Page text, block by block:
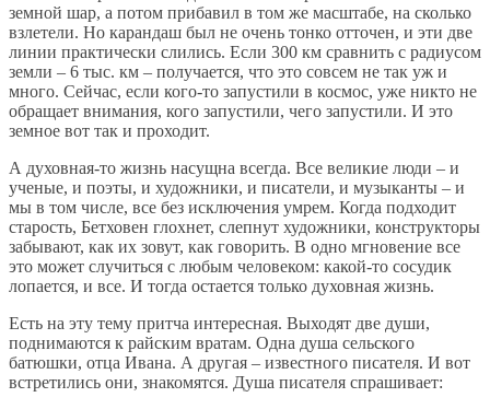
земной шар, а потом прибавил в том же масштабе, на сколько
взлетели. Но карандаш был не очень тонко отточен, и эти две
линии практически слились. Если 300 км сравнить с радиусом
земли – 6 тыс. км – получается, что это совсем не так уж и
много. Сейчас, если кого-то запустили в космос, уже никто не
обращает внимания, кого запустили, чего запустили. И это
земное вот так и проходит.
А духовная-то жизнь насущна всегда. Все великие люди – и
ученые, и поэты, и художники, и писатели, и музыканты – и
мы в том числе, все без исключения умрем. Когда подходит
старость, Бетховен глохнет, слепнут художники, конструкторы
забывают, как их зовут, как говорить. В одно мгновение все
это может случиться с любым человеком: какой-то сосудик
лопается, и все. И тогда остается только духовная жизнь.
Есть на эту тему притча интересная. Выходят две души,
поднимаются к райским вратам. Одна душа сельского
батюшки, отца Ивана. А другая – известного писателя. И вот
встретились они, знакомятся. Душа писателя спрашивает: